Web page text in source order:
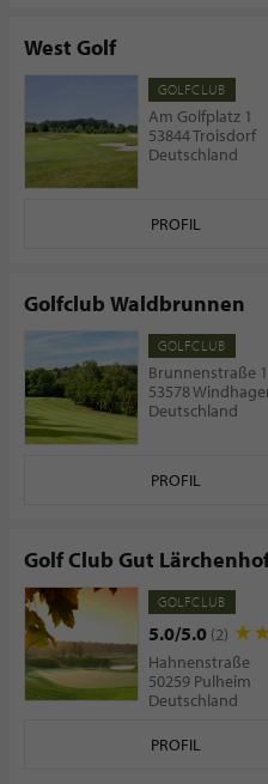
West Golf
GOLFCLUB
Am Golfplatz 1
53844 Troisdorf
Deutschland
PROFIL
Golfclub Waldbrunnen
GOLFCLUB
Brunnenstraße
53578
Deutschland
PROFIL
Golf Club Gut
GOLFCLUB
5.0/5.0 (2)
Hahnenstraße
50259 Pulheim
Deutschland
PROFIL